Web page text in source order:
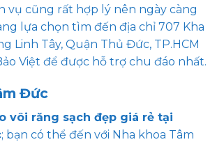
vụ cũng rất hợp lý nên ngày càng
lựa chọn tìm đến địa chỉ 707 Kha
Linh Tây, Quận Thủ Đức, TP.HCM
Việt để được hỗ trợ chu đáo nhất.
Đức
vôi răng sạch đẹp giá rẻ tại
; bạn có thể đến với Nha khoa Tâm